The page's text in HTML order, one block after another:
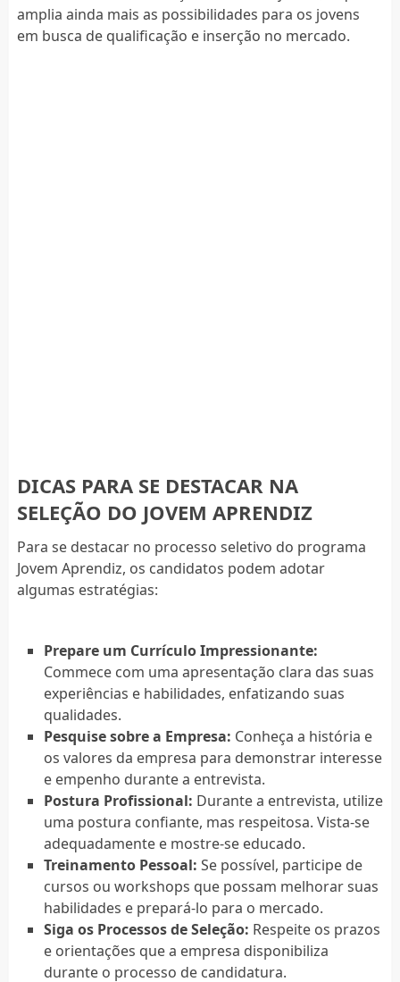
amplia ainda mais as possibilidades para os jovens
em busca de qualificação e inserção no mercado.
DICAS PARA SE DESTACAR NA
SELEÇÃO DO JOVEM APRENDIZ
Para se destacar no processo seletivo do programa
Jovem Aprendiz, os candidatos podem adotar
algumas estratégias:
Prepare um Currículo Impressionante:
Commece com uma apresentação clara das suas
experiências e habilidades, enfatizando suas
qualidades.
Pesquise sobre a Empresa: Conheça a história e
os valores da empresa para demonstrar interesse
e empenho durante a entrevista.
Postura Profissional: Durante a entrevista, utilize
uma postura confiante, mas respeitosa. Vista-se
adequadamente e mostre-se educado.
Treinamento Pessoal: Se possível, participe de
cursos ou workshops que possam melhorar suas
habilidades e prepará-lo para o mercado.
Siga os Processos de Seleção: Respeite os prazos
e orientações que a empresa disponibiliza
durante o processo de candidatura.